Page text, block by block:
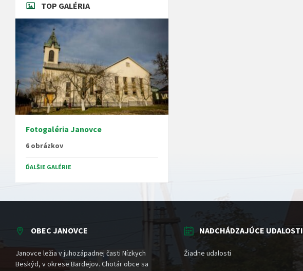
TOP GALÉRIA
Fotogaléria Janovce
6 obrázkov
ĎALŠIE GALÉRIE
OBEC JANOVCE
Janovce ležia v juhozápadnej časti Nízkych
Beskýd, v okrese Bardejov. Chotár obce sa
NADCHÁDZAJÚCE UDALOSTI
Žiadne udalosti